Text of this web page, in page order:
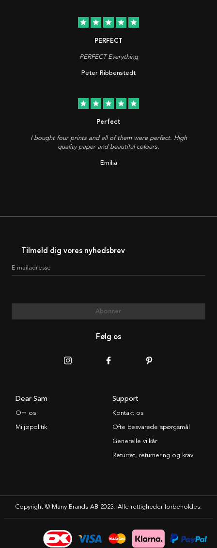
star star star star star
PERFECT
PERFECT Everything
Peter Ribbenstedt
star star star star star
Perfect
I bought four prints and all of them were perfect. High
quality paper and beautiful colours.
Emilia
Tilmeld dig vores nyhedsbrev
E-mailadresse
Abonner
Følg os
Dear Sam
Om os
Miljøpolitik
Support
Kontakt os
Ofte besvarede spørgsmål
Generelle vilkår
Returret, returnering og krav
Copyright © Many Brands AB 2023. Alle rettigheder forbeholdes.